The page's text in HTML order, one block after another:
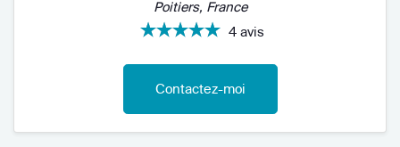
Poitiers, France
4 avis
Contactez-moi